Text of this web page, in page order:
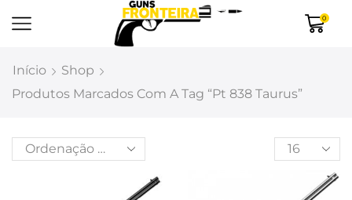
0
Início
Shop
Produtos Marcados Com A Tag “pt 838 Taurus”